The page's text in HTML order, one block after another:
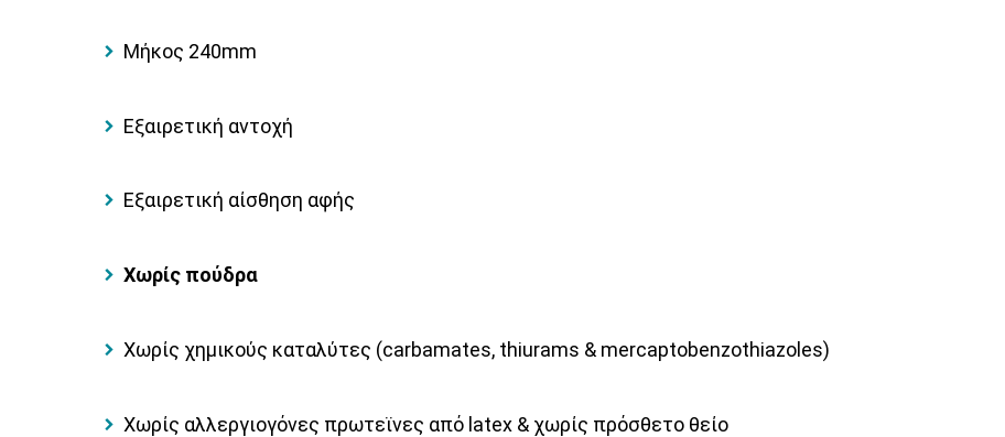
Μήκος 240mm
Εξαιρετική αντοχή
Εξαιρετική αίσθηση αφής
Χωρίς πούδρα
Χωρίς χημικούς καταλύτες (carbamates, thiurams & mercaptobenzothiazoles)
Χωρίς αλλεργιογόνες πρωτεϊνες από latex & χωρίς πρόσθετο θείο